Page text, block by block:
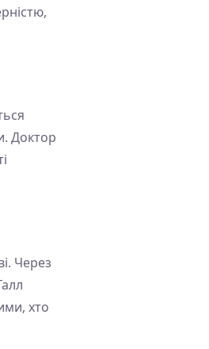
Доктор
Через
хто